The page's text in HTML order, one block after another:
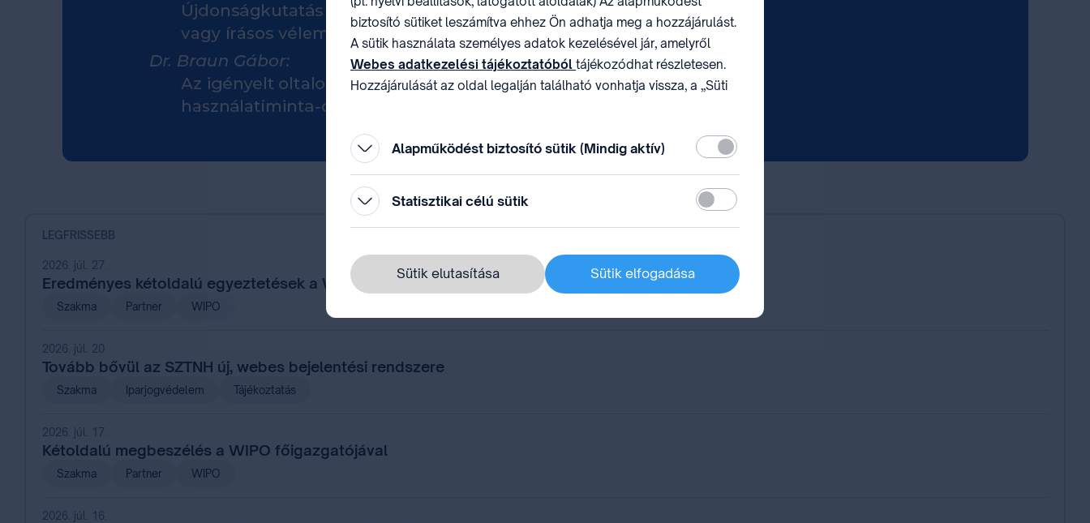
LEGFRISSEBB
2026. júl. 27.
Eredményes kétoldalú egyeztetések a WIPO 68. közgyűléssorozata margójan Genfben
Szakma Partner WIPO
2026. júl. 20.
Tovább bővül az SZTNH új, webes bejelentési rendszere
Szakma Iparjogvédelem Tájékoztatás
2026. júl. 17.
Kétoldalú megbeszélés a WIPO főigazgatójával
Szakma Partner WIPO
2026. júl. 16.
biztosító sütiket leszámítva ehhez Ön adhatja meg a hozzájárulást.
A sütik használata személyes adatok kezelésével jár, amelyről
Webes adatkezelési tájékoztatóból tájékozódhat részletesen.
Hozzájárulását az oldal legalján található vonhatja vissza, a „Süti
Alapműködést biztosító sütik (Mindig aktív) Kötelező
Statisztikai célú sütik Statisztikai
Sütik elutasítása Sütik elfogadása